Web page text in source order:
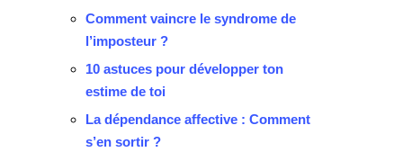
Comment vaincre le syndrome de
l’imposteur ?
10 astuces pour développer ton
estime de toi
La dépendance affective : Comment
s’en sortir ?